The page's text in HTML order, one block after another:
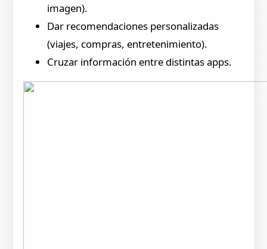
imagen).
Dar recomendaciones personalizadas
(viajes, compras, entretenimiento).
Cruzar información entre distintas apps.